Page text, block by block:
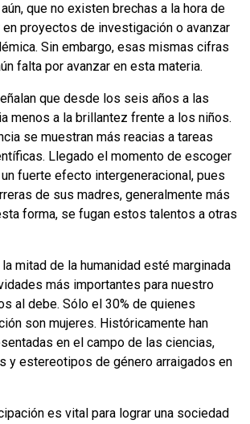
que no existen brechas a la hora de
en proyectos de investigación o avanzar
Sin embargo, esas mismas cifras
falta por avanzar en esta materia.
que desde los seis años a las
menos a la brillantez frente a los niños.
se muestran más reacias a tareas
Llegado el momento de escoger
fuerte efecto intergeneracional, pues
de sus madres, generalmente más
forma, se fugan estos talentos a otras
mitad de la humanidad esté marginada
más importantes para nuestro
al debe. Sólo el 30% de quienes
son mujeres. Históricamente han
en el campo de las ciencias,
y estereotipos de género arraigados en
es vital para lograr una sociedad